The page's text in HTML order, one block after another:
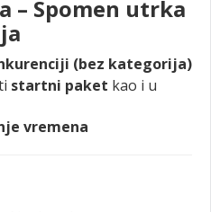
– Spomen utrka
(bez kategorija)
startni paket kao i u
vremena